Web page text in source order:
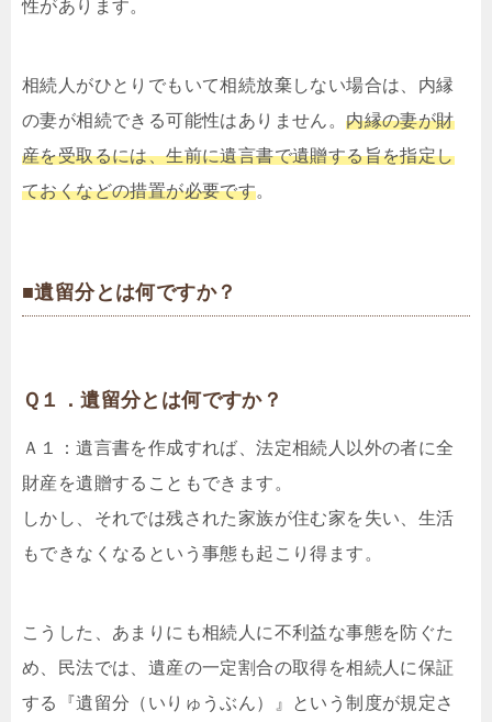
性があります。
相続人がひとりでもいて相続放棄しない場合は、内縁
の妻が相続できる可能性はありません。内縁の妻が財
産を受取るには、生前に遺言書で遺贈する旨を指定し
ておくなどの措置が必要です。
■遺留分とは何ですか？
Ｑ１．遺留分とは何ですか？
Ａ１：遺言書を作成すれば、法定相続人以外の者に全
財産を遺贈することもできます。
しかし、それでは残された家族が住む家を失い、生活
もできなくなるという事態も起こり得ます。
こうした、あまりにも相続人に不利益な事態を防ぐた
め、民法では、遺産の一定割合の取得を相続人に保証
する『遺留分（いりゅうぶん）』という制度が規定さ